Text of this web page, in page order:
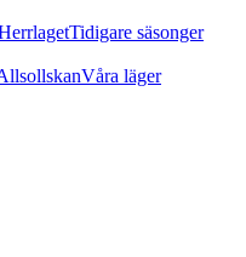
Tidigare säsonger
Våra läger